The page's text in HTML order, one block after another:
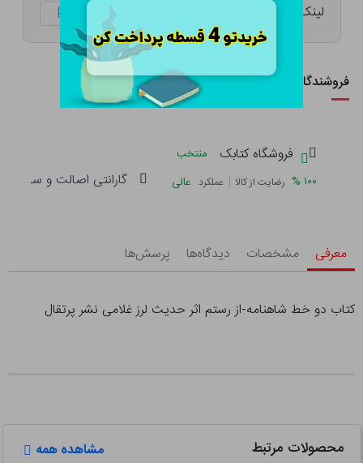
لینک کوتاه: ketabtala.com/sbp-33173
فروشندگان این کالا
فروشگاه کتابک
منتخب
۱۰۰ % رضایت از کالا | عملکرد عالی گارانتی اصالت و سلامت
معرفی مشخصات دیدگاه‌ها پرسش‌ها
کتاب دو خط شاهنامه-از رستم اثر حدیث لرز غلامی نشر پرتقال
محصولات مرتبط مشاهده همه